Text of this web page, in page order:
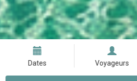
Dates Voyageurs